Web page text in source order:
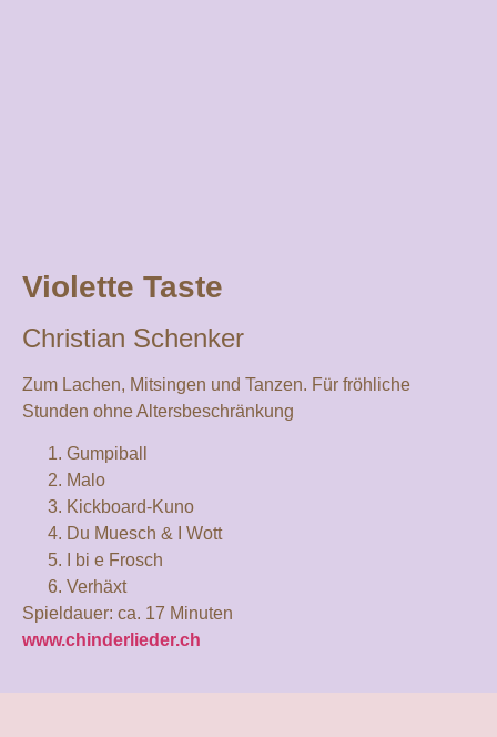
Violette Taste
Christian Schenker
Zum Lachen, Mitsingen und Tanzen. Für fröhliche
Stunden ohne Altersbeschränkung
Gumpiball
Malo
Kickboard-Kuno
Du Muesch & I Wott
I bi e Frosch
Verhäxt
Spieldauer: ca. 17 Minuten
www.chinderlieder.ch